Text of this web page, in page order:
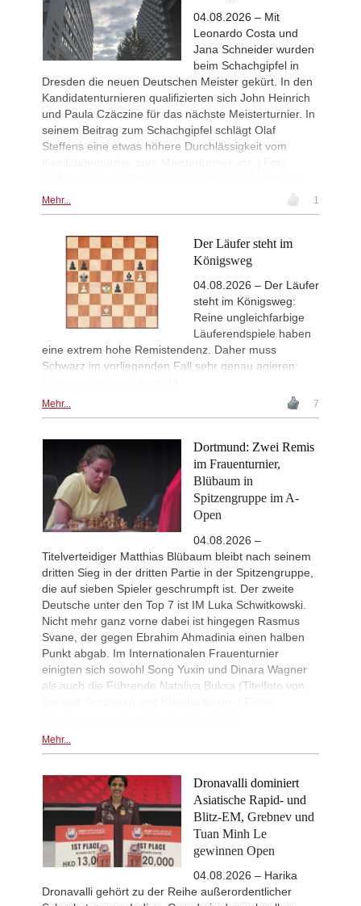
04.08.2026 – Mit
Leonardo Costa und
Jana Schneider wurden
beim Schachgipfel in
Dresden die neuen Deutschen Meister gekürt. In den
Kandidatenturnieren qualifizierten sich John Heinrich
und Paula Czäczine für das nächste Meisterturnier. In
seinem Beitrag zum Schachgipfel schlägt Olaf
Steffens eine etwas höhere Durchlässigkeit vom
Mehr... 1
Der Läufer steht im
Königsweg
04.08.2026 – Der Läufer
steht im Königsweg:
Reine ungleichfarbige
Läuferendspiele haben
eine extrem hohe Remistendenz. Daher muss
Schwarz im vorliegenden Fall sehr genau agieren:
Mehr... 7
Dortmund: Zwei Remis
im Frauenturnier,
Blübaum in
Spitzengruppe im A-
Open
04.08.2026 –
Titelverteidiger Matthias Blübaum bleibt nach seinem
dritten Sieg in der dritten Partie in der Spitzengruppe,
die auf sieben Spieler geschrumpft ist. Der zweite
Deutsche unter den Top 7 ist IM Luka Schwitkowski.
Nicht mehr ganz vorne dabei ist hingegen Rasmus
Svane, der gegen Ebrahim Ahmadinia einen halben
Punkt abgab. Im Internationalen Frauenturnier
einigten sich sowohl Song Yuxin und Dinara Wagner
als auch die Führende Nataliya Buksa (Titelfoto von
Mehr...
Dronavalli dominiert
Asiatische Rapid- und
Blitz-EM, Grebnev und
Tuan Minh Le
gewinnen Open
04.08.2026 – Harika
Dronavalli gehört zu der Reihe außerordentlicher